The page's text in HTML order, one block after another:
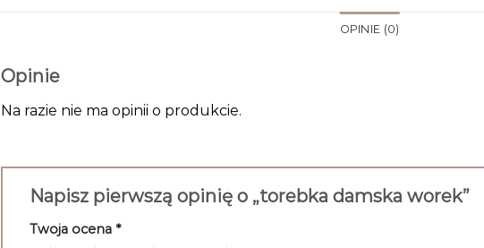
OPINIE (0)
Opinie
Na razie nie ma opinii o produkcie.
Napisz pierwszą opinię o „torebka damska worek”
Twoja ocena *